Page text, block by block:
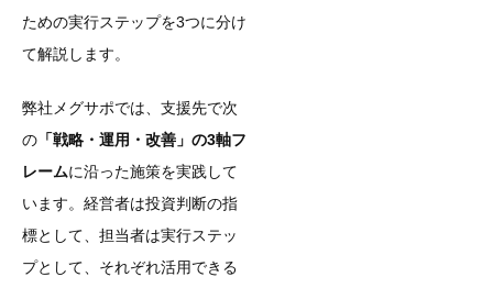
ための実行ステップを3つに分け
て解説します。
弊社メグサポでは、支援先で次
の 「戦略・運用・改善」の3軸フ
レームに沿った施策を実践して
います。経営者は投資判断の指
標として、担当者は実行ステッ
プとして、それぞれ活用できる